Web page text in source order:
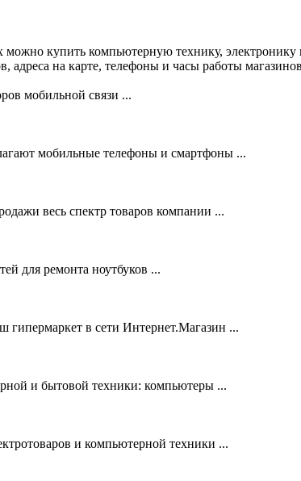
купить компьютерную технику,
на карте, телефоны и часы работы
мобильной связи ...
мобильные телефоны и смартфоны ...
весь спектр товаров компании ...
для ремонта ноутбуков ...
гипермаркет в сети Интернет.Магазин ...
и бытовой техники: компьютеры ...
и компьютерной техники ...